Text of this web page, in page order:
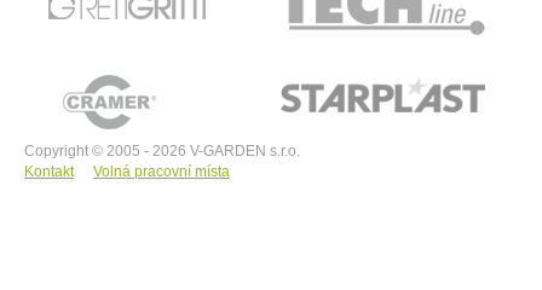
Copyright © 2005 - 2026 V-GARDEN s.r.o.
Kontakt
Volná pracovní místa